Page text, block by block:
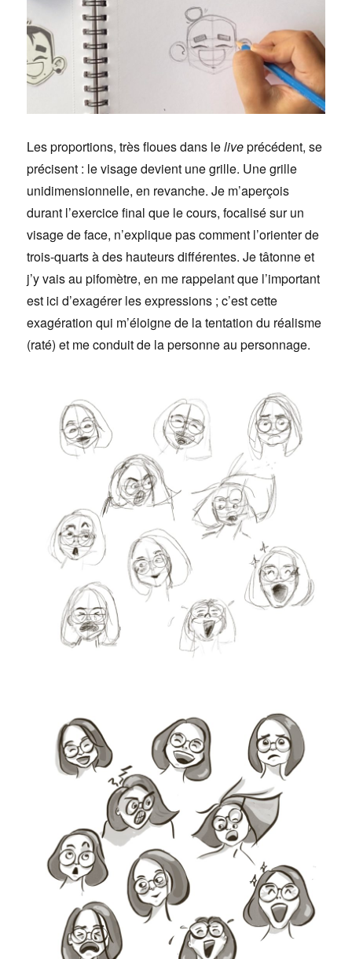
Les proportions, très floues dans leliveprécédent, se
précisent : le visage devient une grille. Une grille
unidimensionnelle, en revanche. Je m’aperçois
durant l’exercice final que le cours, focalisé sur un
visage de face, n’explique pas comment l’orienter de
trois-quarts à des hauteurs différentes. Je tâtonne et
j’y vais au pifomètre, en me rappelant que l’important
est ici d’exagérer les expressions ; c’est cette
exagération qui m’éloigne de la tentation du réalisme
(raté) et me conduit de la personne au personnage.